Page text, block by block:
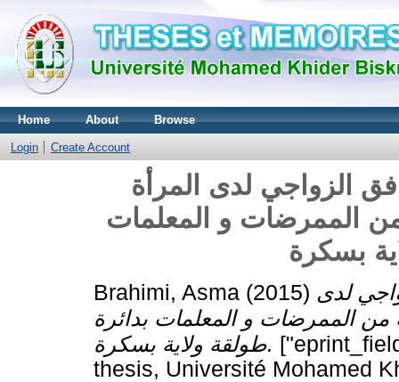
Home About Browse
Login Create Account
الزواجي لدى المرأة
من الممرضات و المعلمات
بسكرة
Brahimi, Asma (2015) لدى
من الممرضات و المعلمات بدائرة
طولقة ولاية بسكرة.
thesis, Université Mohamed